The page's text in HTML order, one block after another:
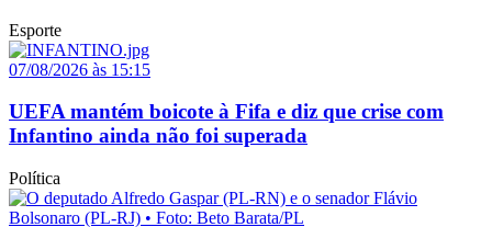
Esporte
07/08/2026 às 15:15
UEFA mantém boicote à Fifa e diz que crise com
Infantino ainda não foi superada
Política